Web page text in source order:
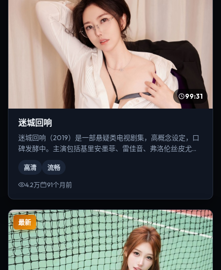
99:31
迷城回响
迷城回响（2019）是一部悬疑类电视剧集，高概念设定，口
碑发酵中。主演包括基里安·墨菲、雷佳音、弗洛伦丝·皮尤
高清 流畅
4.2万 91个月前
最新